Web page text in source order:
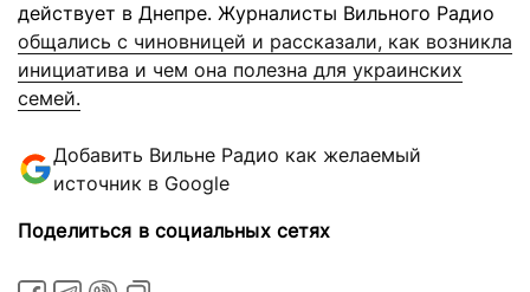
действует в Днепре. Журналисты Вильного Радио
общались с чиновницей и рассказали, как возникла
инициатива и чем она полезна для украинских
семей.
Добавить Вильне Радио как желаемый
источник в Google
Поделиться в социальных сетях